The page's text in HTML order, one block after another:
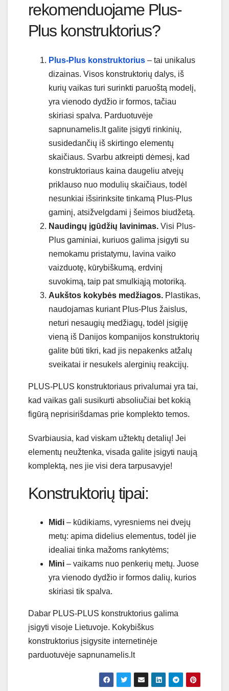
rekomenduojame Plus-
Plus konstruktorius?
Plus-Plus konstruktorius – tai unikalus
dizainas. Visos konstruktorių dalys, iš
kurių vaikas turi surinkti paruoštą modelį,
yra vienodo dydžio ir formos, tačiau
skiriasi spalva. Parduotuvėje
sapnunamelis.lt galite įsigyti rinkinių,
susidedančių iš skirtingo elementų
skaičiaus. Svarbu atkreipti dėmesį, kad
konstruktoriaus kaina daugeliu atvejų
priklauso nuo modulių skaičiaus, todėl
nesunkiai išsirinksite tinkamą Plus-Plus
gaminį, atsižvelgdami į šeimos biudžetą.
Naudingų įgūdžių lavinimas. Visi Plus-
Plus gaminiai, kuriuos galima įsigyti su
nemokamu pristatymu, lavina vaiko
vaizduotę, kūrybiškumą, erdvinį
suvokimą, taip pat smulkiąją motoriką.
Aukštos kokybės medžiagos. Plastikas,
naudojamas kuriant Plus-Plus žaislus,
neturi nesaugių medžiagų, todėl įsigiję
vieną iš Danijos kompanijos konstruktorių
galite būti tikri, kad jis nepakenks atžalų
sveikatai ir nesukels alerginių reakcijų.
PLUS-PLUS konstruktoriaus privalumai yra tai,
kad vaikas gali susikurti absoliučiai bet kokią
figūrą neprisirišdamas prie komplekto temos.
Svarbiausia, kad viskam užtektų detalių! Jei
elementų neužtenka, visada galite įsigyti naują
komplektą, nes jie visi dera tarpusavyje!
Konstruktorių tipai:
Midi – kūdikiams, vyresniems nei dvejų
metų: apima didelius elementus, todėl jie
idealiai tinka mažoms rankytėms;
Mini – vaikams nuo penkerių metų. Juose
yra vienodo dydžio ir formos dalių, kurios
skiriasi tik spalva.
Dabar PLUS-PLUS konstruktorius galima
įsigyti visoje Lietuvoje. Kokybiškus
konstruktorius įsigysite internetinėje
parduotuvėje sapnunamelis.lt